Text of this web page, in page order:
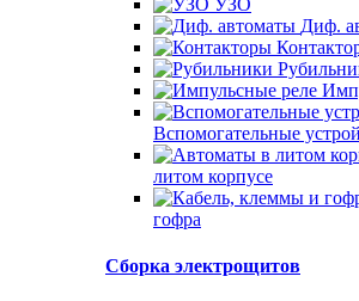
Диф.
Вспомогательные
литом корпусе
гофра
Сборка электрощитов